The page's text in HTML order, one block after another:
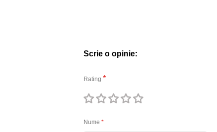
Scrie o opinie:
Rating
stea
stele
stele
stele
stele
Nume